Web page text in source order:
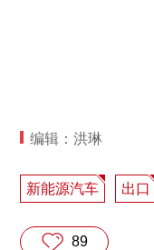
编辑：洪琳
新能源汽车 出口
89